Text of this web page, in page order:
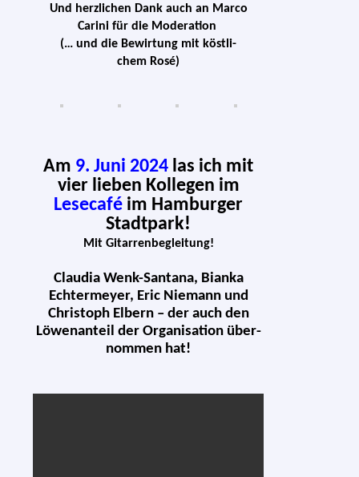
Und herz­li­chen Dank auch an Marco
Carini für die Moderation
(… und die Bewirtung mit köst­li­
chem Rosé)
Am 9. Juni 2024 las ich mit
vier lie­ben Kollegen im
Lesecafé im Hamburger
Stadtpark!
Mit Gitarrenbegleitung!
Claudia Wenk-Santana, Bianka
Echtermeyer, Eric Niemann und
Christoph Elbern – der auch den
Löwenanteil der Organisation über­
nom­men hat!